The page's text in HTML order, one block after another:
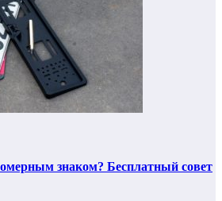
знаком? Бесплатный совет